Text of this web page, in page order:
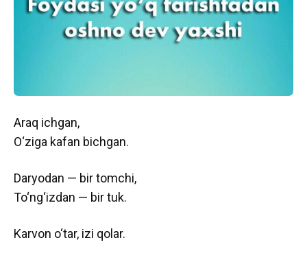
Araq ichgan,
O‘ziga kafan bichgan.
Daryodan — bir tomchi,
To‘ng‘izdan — bir tuk.
Karvon o‘tar, izi qolar.